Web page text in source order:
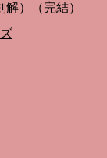
）（完結）